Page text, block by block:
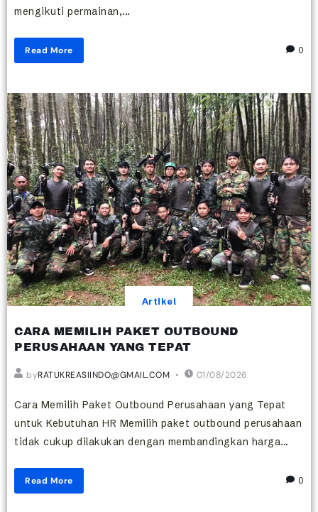
mengikuti permainan,...
Read More 0
Artikel
CARA MEMILIH PAKET OUTBOUND
PERUSAHAAN YANG TEPAT
byRATUKREASIINDO@GMAIL.COM 01/08/2026
Cara Memilih Paket Outbound Perusahaan yang Tepat
untuk Kebutuhan HR Memilih paket outbound perusahaan
tidak cukup dilakukan dengan membandingkan harga...
Read More 0